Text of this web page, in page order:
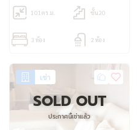
101 ตร.ม. ชั้น20
3 ห้อง 2 ห้อง
เช่า
SOLD OUT
ประกาศนี้เช่าแล้ว